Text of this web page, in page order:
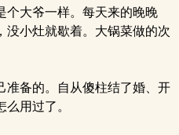
大爷一样。每天来的晚晚
没小灶就歇着。大锅菜做的次
备的。自从傻柱结了婚、开
用过了。